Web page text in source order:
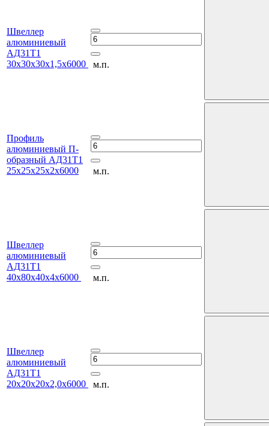
Швеллер
алюминиевый
АД31Т1
30х30х30х1,5х6000
м.п.
Профиль
алюминиевый П-
образный АД31Т1
25х25х25х2х6000
м.п.
Швеллер
алюминиевый
АД31Т1
40х80х40х4х6000
м.п.
Швеллер
алюминиевый
АД31Т1
20х20х20х2,0х6000
м.п.